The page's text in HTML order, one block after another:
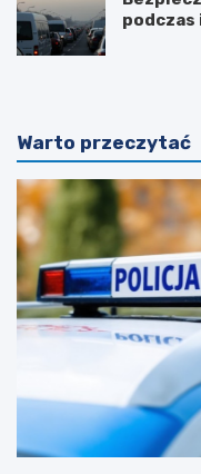
Warto przeczytać